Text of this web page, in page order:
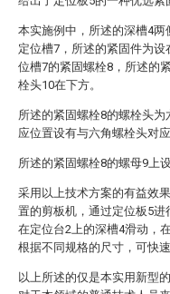
本实施例中，所述的深槽4
定位槽7，所述的紧固件为
位槽7的紧固螺栓8，所述的
栓头10在下方。
所述的紧固螺栓8的螺栓头
应位置设有与六角螺栓头对应
所述的紧固螺栓8的螺母9上
采用以上技术方案的有益效
置的剪板机，通过定位板5
在定位台2上的深槽4滑动，
根据不同规格的尺寸，可快
以上所述的仅是本实用新型